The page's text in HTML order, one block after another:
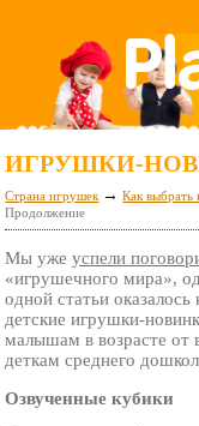
ИГРУШКИ-
Страна игрушек → Как выбрать
Продолжение
Мы ужеуспели
«игрушечного мира»,
одной статьи
детские игрушки-
малышам в возрасте от
деткам среднего
Озвученные кубики